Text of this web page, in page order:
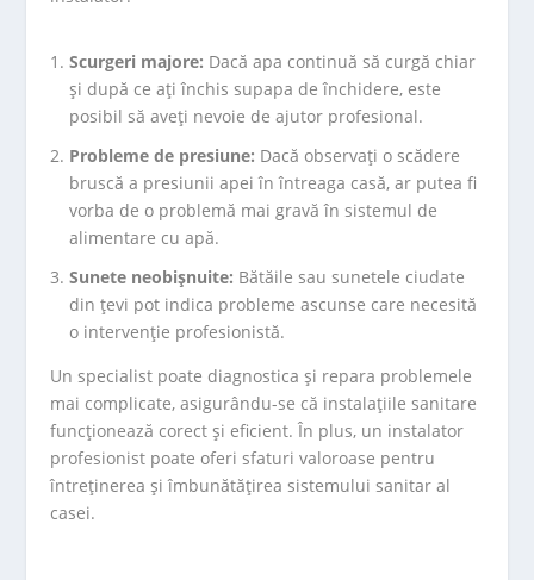
Scurgeri majore: Dacă apa continuă să curgă chiar
și după ce ați închis supapa de închidere, este
posibil să aveți nevoie de ajutor profesional.
Probleme de presiune: Dacă observați o scădere
bruscă a presiunii apei în întreaga casă, ar putea fi
vorba de o problemă mai gravă în sistemul de
alimentare cu apă.
Sunete neobișnuite: Bătăile sau sunetele ciudate
din țevi pot indica probleme ascunse care necesită
o intervenție profesionistă.
Un specialist poate diagnostica și repara problemele
mai complicate, asigurându-se că instalațiile sanitare
funcționează corect și eficient. În plus, un instalator
profesionist poate oferi sfaturi valoroase pentru
întreținerea și îmbunătățirea sistemului sanitar al
casei.